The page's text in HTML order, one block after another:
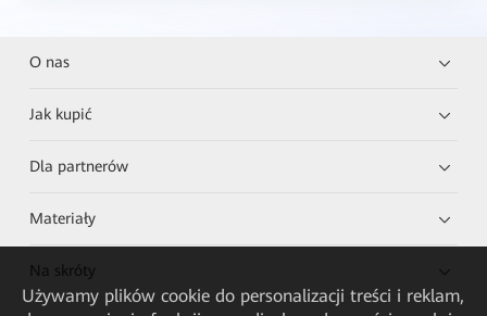
O nas
Jak kupić
Dla partnerów
Materiały
Na skróty
Używamy plików cookie do personalizacji treści i reklam,